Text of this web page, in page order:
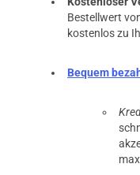
Bestellwert
kostenlos zu
Bequem